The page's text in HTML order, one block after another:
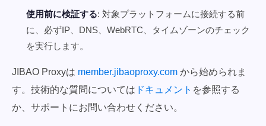
使用前に検証する: 対象プラットフォームに接続する前
に、必ずIP、DNS、WebRTC、タイムゾーンのチェック
を実行します。
JIBAO Proxyは member.jibaoproxy.com から始められま
す。技術的な質問については ドキュメント を参照する
か、サポートにお問い合わせください。